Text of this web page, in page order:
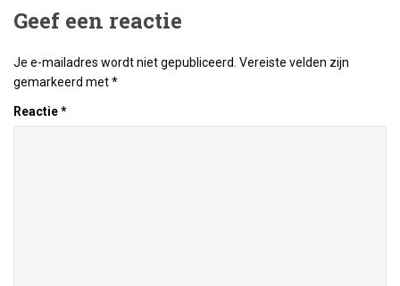
Geef een reactie
Je e-mailadres wordt niet gepubliceerd. Vereiste velden zijn
gemarkeerd met*
Reactie*